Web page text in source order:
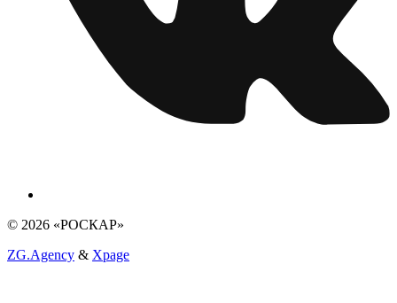
© 2026 «РОСКАР»
ZG.Agency & Xpage